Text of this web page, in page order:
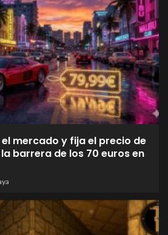
mercado y fija el precio de
barrera de los 70 euros en